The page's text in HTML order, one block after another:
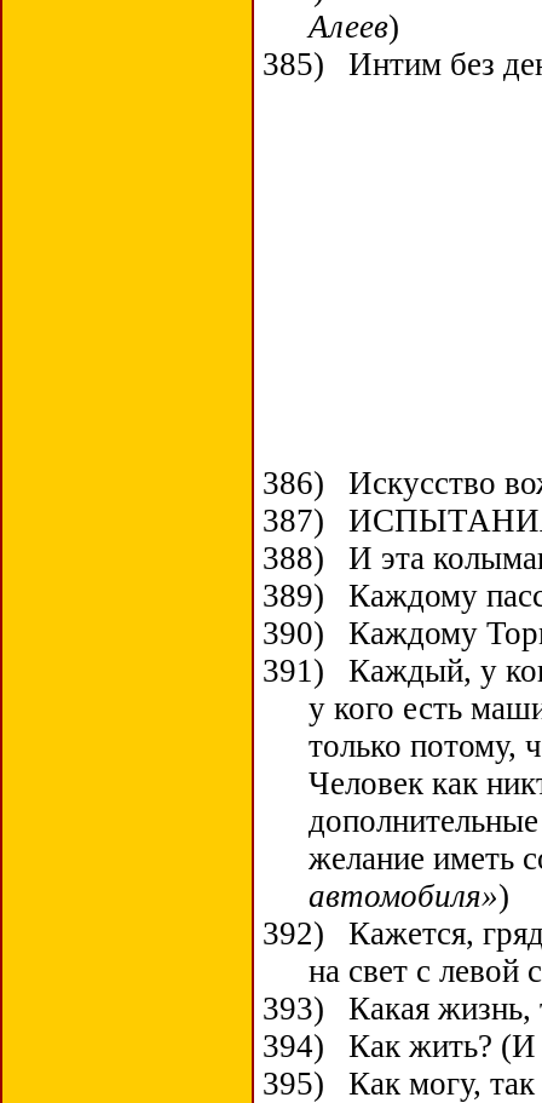
Алеев)
385)
Интим без
386)
Искусство
387)
388)
И эта
389)
Каждому
390)
Каждому
391)
Каждый, у
у кого есть
только потому,
Человек как
желание иметь
автомобиля»)
392)
Кажется,
на свет с левой
393)
Какая
394)
Как жить? (И
395)
Как могу,